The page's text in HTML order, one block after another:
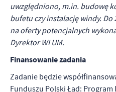
uwzględniono, m.in. budowę
bufetu czy instalację windy. Do
na oferty potencjalnych
Dyrektor WI UM.
Finansowanie zadania
Zadanie będzie
Funduszu Polski Ład: